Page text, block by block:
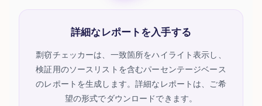
詳細なレポートを入手する
剽窃チェッカーは、一致箇所をハイライト表示し、
検証用のソースリストを含むパーセンテージベース
のレポートを生成します。詳細なレポートは、ご希
望の形式でダウンロードできます。